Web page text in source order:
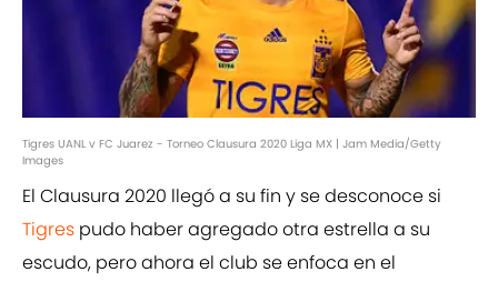
Tigres UANL v FC Juarez - Torneo Clausura 2020 Liga MX | Jam Media/Getty
Images
El Clausura 2020 llegó a su fin y se desconoce si
Tigres pudo haber agregado otra estrella a su
escudo, pero ahora el club se enfoca en el